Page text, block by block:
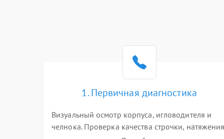
1. Первичная диагностика
Визуальный осмотр корпуса, игловодителя и
челнока. Проверка качества строчки, натяжения